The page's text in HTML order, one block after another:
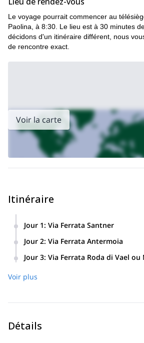
Le voyage pourrait commencer au
Paolina, à 8:30. Le lieu est à 30 minutes
décidons d'un itinéraire différent, nous
de rencontre exact.
Voir la carte
Itinéraire
Jour 1: Via Ferrata Santner
Via Ferrata Santner
Nuitée : Rifugio Vajolet
Jour 2: Via Ferrata Antermoia
Via Ferrata Antermoia
Jour 3: Via Ferrata Roda di Vael ou
Voir plus
Détails